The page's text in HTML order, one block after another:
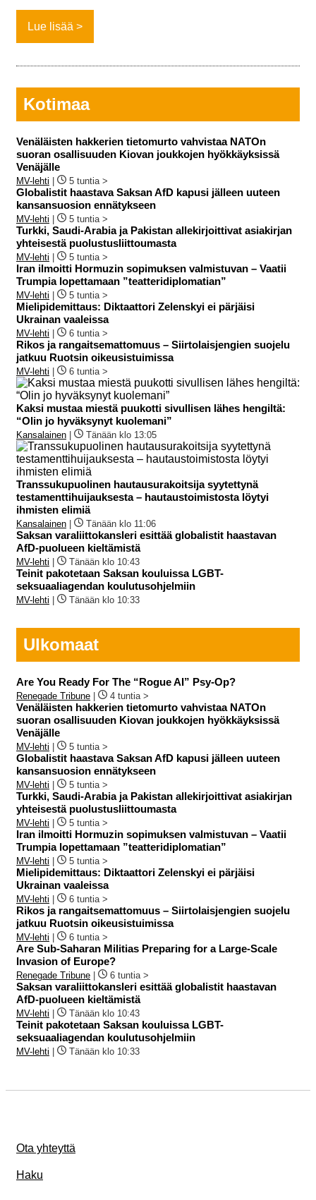
Lue lisää
Kotimaa
Venäläisten hakkerien tietomurto vahvistaa NATOn
suoran osallisuuden Kiovan joukkojen hyökkäyksissä
Venäjälle
MV-lehti 5 tuntia >
Globalistit haastava Saksan AfD kapusi jälleen uuteen
kansansuosion ennätykseen
MV-lehti 5 tuntia >
Turkki, Saudi-Arabia ja Pakistan allekirjoittivat asiakirjan
yhteisestä puolustusliittoumasta
MV-lehti 5 tuntia >
Iran ilmoitti Hormuzin sopimuksen valmistuvan – Vaatii
Trumpia lopettamaan ”teatteridiplomatian”
MV-lehti 5 tuntia >
Mielipidemittaus: Diktaattori Zelenskyi ei pärjäisi
Ukrainan vaaleissa
MV-lehti 6 tuntia >
Rikos ja rangaitsemattomuus – Siirtolaisjengien suojelu
jatkuu Ruotsin oikeusistuimissa
MV-lehti 6 tuntia >
Kaksi mustaa miestä puukotti sivullisen lähes hengiltä:
“Olin jo hyväksynyt kuolemani”
Kansalainen Tänään klo 13:05
Transsukupuolinen hautausurakoitsija syytettynä
testamenttihuijauksesta – hautaustoimistosta löytyi
ihmisten elimiä
Kansalainen Tänään klo 11:06
Saksan varaliittokansleri esittää globalistit haastavan
AfD-puolueen kieltämistä
MV-lehti Tänään klo 10:43
Teinit pakotetaan Saksan kouluissa LGBT-
seksuaaliagendan koulutusohjelmiin
MV-lehti Tänään klo 10:33
Ulkomaat
Are You Ready For The “Rogue AI” Psy-Op?
Renegade Tribune 4 tuntia >
Venäläisten hakkerien tietomurto vahvistaa NATOn
suoran osallisuuden Kiovan joukkojen hyökkäyksissä
Venäjälle
MV-lehti 5 tuntia >
Globalistit haastava Saksan AfD kapusi jälleen uuteen
kansansuosion ennätykseen
MV-lehti 5 tuntia >
Turkki, Saudi-Arabia ja Pakistan allekirjoittivat asiakirjan
yhteisestä puolustusliittoumasta
MV-lehti 5 tuntia >
Iran ilmoitti Hormuzin sopimuksen valmistuvan – Vaatii
Trumpia lopettamaan ”teatteridiplomatian”
MV-lehti 5 tuntia >
Mielipidemittaus: Diktaattori Zelenskyi ei pärjäisi
Ukrainan vaaleissa
MV-lehti 6 tuntia >
Rikos ja rangaitsemattomuus – Siirtolaisjengien suojelu
jatkuu Ruotsin oikeusistuimissa
MV-lehti 6 tuntia >
Are Sub-Saharan Militias Preparing for a Large-Scale
Invasion of Europe?
Renegade Tribune 6 tuntia >
Saksan varaliittokansleri esittää globalistit haastavan
AfD-puolueen kieltämistä
MV-lehti Tänään klo 10:43
Teinit pakotetaan Saksan kouluissa LGBT-
seksuaaliagendan koulutusohjelmiin
MV-lehti Tänään klo 10:33
Ota yhteyttä
Haku